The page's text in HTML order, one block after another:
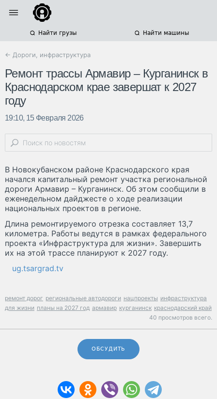
Найти грузы Найти машины
← Дороги, инфраструктура
Ремонт трассы Армавир – Курганинск в
Краснодарском крае завершат к 2027
году
19:10, 15 Февраля 2026
В Новокубанском районе Краснодарского края
начался капитальный ремонт участка региональной
дороги Армавир – Курганинск. Об этом сообщили в
еженедельном дайджесте о ходе реализации
национальных проектов в регионе.
Длина ремонтируемого отрезка составляет 13,7
километра. Работы ведутся в рамках федерального
проекта «Инфраструктура для жизни». Завершить
их на этой трассе планируют к 2027 году.
ug.tsargrad.tv
ремонт дорог региональные автодороги нацпроекты инфраструктура
для жизни планы на 2027 год армавир курганинск краснодарский край
40 просмотров всего.
ОБСУДИТЬ